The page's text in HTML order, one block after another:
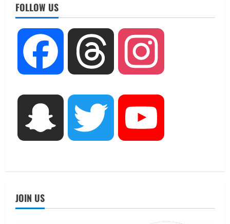
FOLLOW US
Facebook Threads
Snapchat Twitter
JOIN US
August 7, 2026
UTTARAKHAND NEWS
जिलाधिकारी/जिला निर्वाचन अधिकारी ने
सहसपुर विधानसभा क्षेत्र के पोलिंग बूथों का
August 6, 2026
UTTARAKHAND NEWS
तीलू रौतेली पुरस्कार के लिए 13 वीरांगनाओं का
चयन : रेखा आर्या